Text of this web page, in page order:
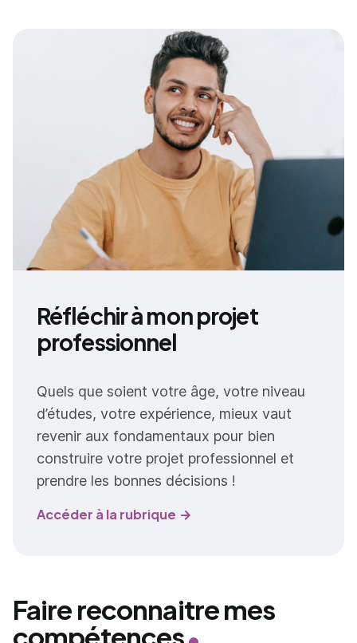
Réfléchir à mon projet
professionnel
Quels que soient votre âge, votre niveau
d’études, votre expérience, mieux vaut
revenir aux fondamentaux pour bien
construire votre projet professionnel et
prendre les bonnes décisions !
Accéder à la rubrique
Faire reconnaitre mes
compétences